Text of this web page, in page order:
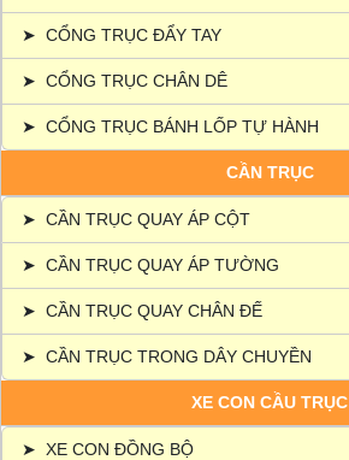
➤ CỔNG TRỤC ĐẨY TAY
➤ CỔNG TRỤC CHÂN DÊ
➤ CỔNG TRỤC BÁNH LỐP TỰ HÀNH
CẦN TRỤC
➤ CẦN TRỤC QUAY ÁP CỘT
➤ CẦN TRỤC QUAY ÁP TƯỜNG
➤ CẦN TRỤC QUAY CHÂN ĐẾ
➤ CẦN TRỤC TRONG DÂY CHUYỀN
XE CON CẦU TRỤC
➤ XE CON ĐỒNG BỘ